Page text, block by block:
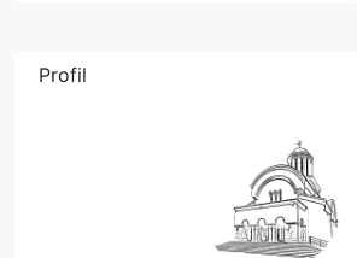
Profil